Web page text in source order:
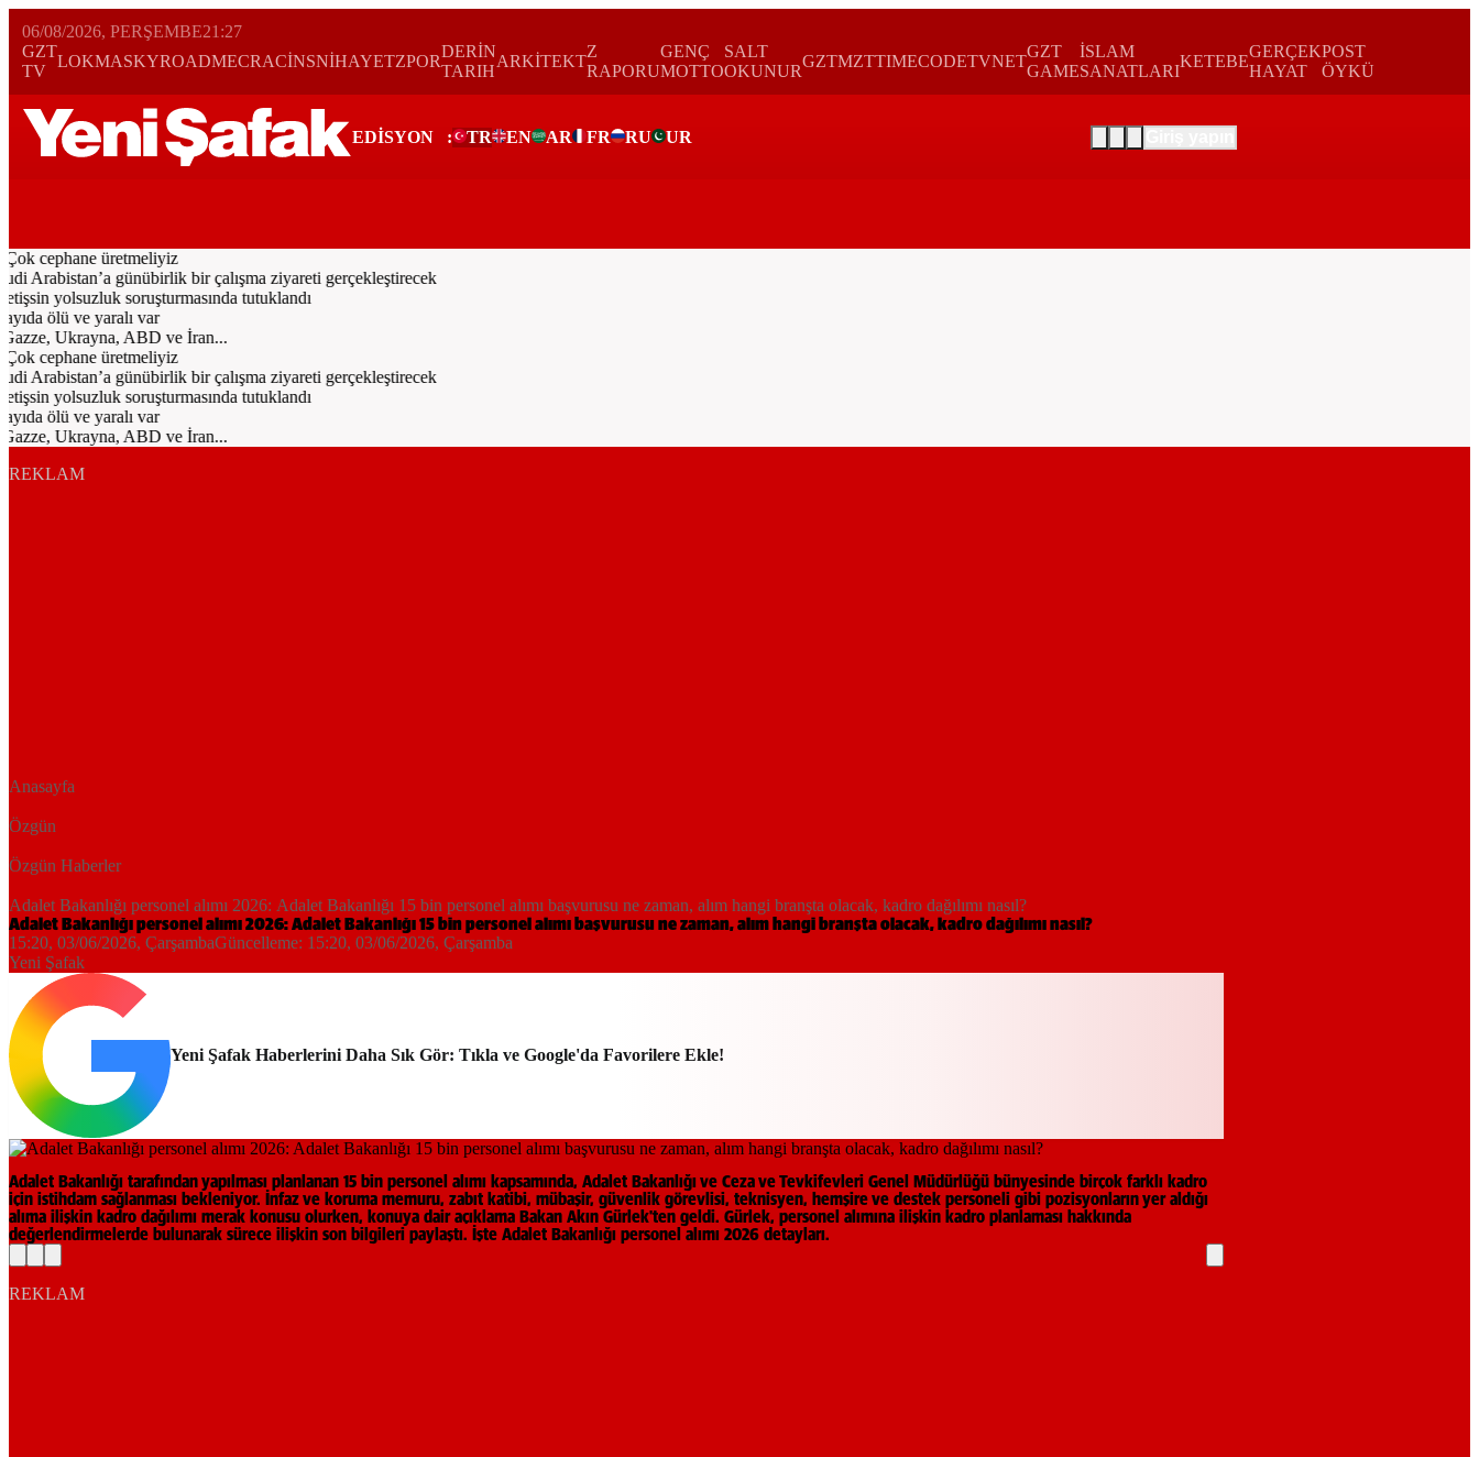
06/08/2026, PERŞEMBE21:27
GZT
TV
LOKMASKYROADMECRACİNSNİHAYETZPOR
DERİN
TARIH
ARKİTEKT
Z
RAPORU
GENÇ
MOTTO
SALT
OKUNUR
GZTMZTTIMECODETVNET
GZT
GAME
İSLAM
SANATLARI
KETEBE
GERÇEK
HAYAT
POST
ÖYKÜ
EDİSYON : TR EN AR FR RU UR
cephane üretmeliyiz
Arabistan’a günübirlik bir çalışma ziyareti gerçekleştirecek
yolsuzluk soruşturmasında tutuklandı
ölü ve yaralı var
Ukrayna, ABD ve İran...
cephane üretmeliyiz
Arabistan’a günübirlik bir çalışma ziyareti gerçekleştirecek
yolsuzluk soruşturmasında tutuklandı
ölü ve yaralı var
Ukrayna, ABD ve İran...
REKLAM
Anasayfa
Özgün
Özgün Haberler
Adalet Bakanlığı personel alımı 2026: Adalet Bakanlığı 15 bin personel alımı başvurusu ne zaman, alım hangi branşta olacak, kadro dağılımı nasıl?
Adalet Bakanlığı personel alımı 2026: Adalet Bakanlığı 15 bin personel alımı başvurusu ne zaman, alım hangi branşta olacak, kadro dağılımı nasıl?
15:20, 03/06/2026, ÇarşambaGüncelleme: 15:20, 03/06/2026, Çarşamba
Yeni Şafak
Yeni Şafak Haberlerini Daha Sık Gör: Tıkla ve Google'da Favorilere Ekle!
Adalet Bakanlığı tarafından yapılması planlanan 15 bin personel alımı kapsamında, Adalet Bakanlığı ve Ceza ve Tevkifevleri Genel Müdürlüğü bünyesinde birçok farklı kadro
için istihdam sağlanması bekleniyor. İnfaz ve koruma memuru, zabıt katibi, mübaşir, güvenlik görevlisi, teknisyen, hemşire ve destek personeli gibi pozisyonların yer aldığı
alıma ilişkin kadro dağılımı merak konusu olurken, konuya dair açıklama Bakan Akın Gürlek'ten geldi. Gürlek, personel alımına ilişkin kadro planlaması hakkında
değerlendirmelerde bulunarak sürece ilişkin son bilgileri paylaştı. İşte Adalet Bakanlığı personel alımı 2026 detayları.
REKLAM